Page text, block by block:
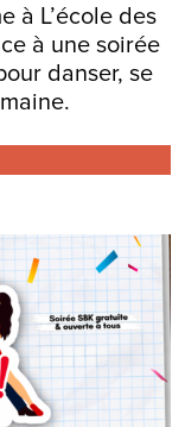
à L’école des
à une soirée
danser, se